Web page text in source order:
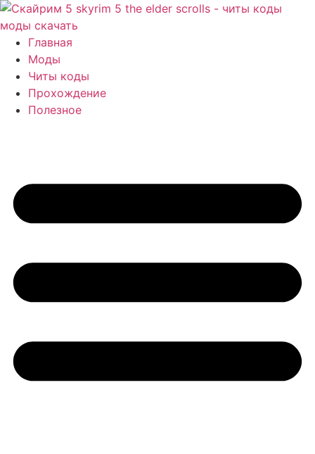
Перейти
к
содержимому
Главная
Моды
Читы коды
Прохождение
Полезное